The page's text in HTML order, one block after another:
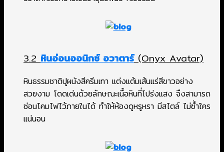
3.2หินอ่อนออนิกซ์ อวาตาร์(Onyx Avatar)
หินธรรมชาติปูผนังสีครีมเทา แต่งแต้มเส้นแร่สีขาวอย่าง
สวยงาม โดดเด่นด้วยลักษณะเนื้อหินที่โปร่งแสง จึงสามารถ
ซ่อนโคมไฟไว้ภายในได้ ทำให้ห้องดูหรูหรา มีสไตล์ ไม่ซ้ำใคร
แน่นอน